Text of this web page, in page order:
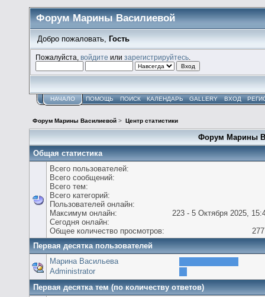
Форум Марины Василиевой
Добро пожаловать, Гость
Пожалуйста,войдите илизарегистрируйтесь
НАЧАЛО ПОМОЩЬ ПОИСК КАЛЕНДАРЬ GALLERY ВХОД
Форум Марины Василиевой > Центр статистики
Форум Марины
Общая статистика
Всего пользователей:
Всего сообщений:
Всего тем:
Всего категорий:
Пользователей онлайн:
Максимум онлайн:
223 - 5 Октября 2025,
Сегодня онлайн:
Общее количество просмотров:
Первая десятка пользователей
Марина Васильева
Administrator
Первая десятка тем (по количеству ответов)